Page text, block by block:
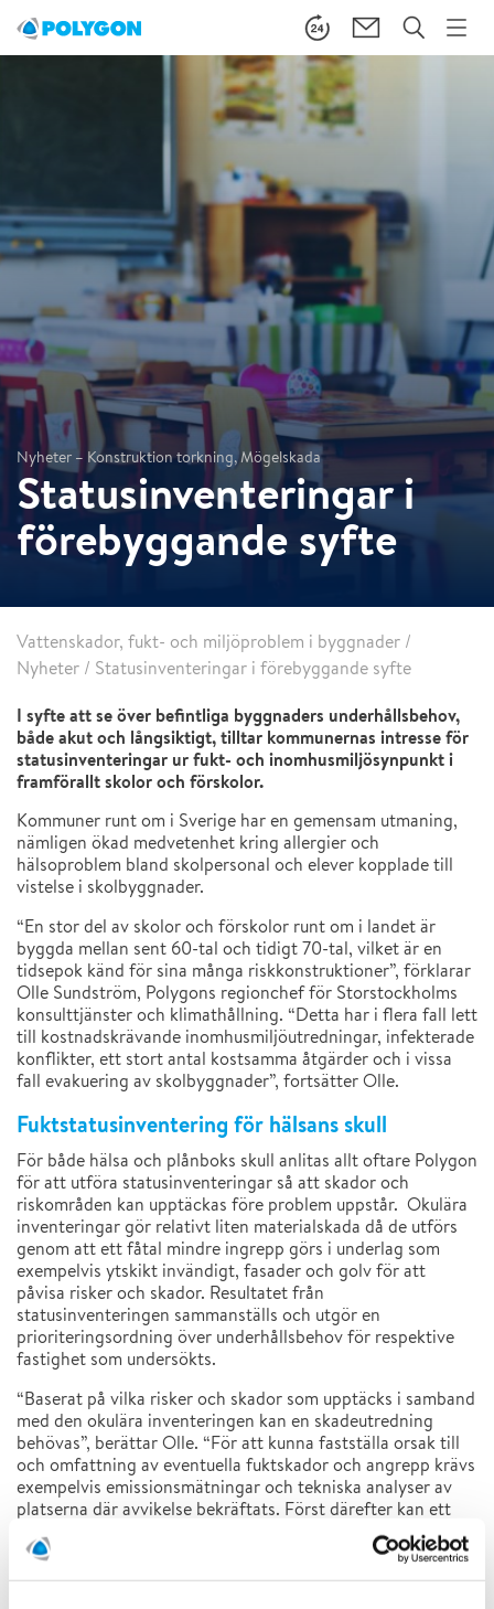
Nyheter – Konstruktion torkning, Mögelskada
Statusinventeringar i
förebyggande syfte
Vattenskador, fukt- och miljöproblem i byggnader /
Nyheter / Statusinventeringar i förebyggande syfte
I syfte att se över befintliga byggnaders underhållsbehov,
både akut och långsiktigt, tilltar kommunernas intresse för
statusinventeringar ur fukt- och inomhusmiljösynpunkt i
framförallt skolor och förskolor.
Kommuner runt om i Sverige har en gemensam utmaning,
nämligen ökad medvetenhet kring allergier och
hälsoproblem bland skolpersonal och elever kopplade till
vistelse i skolbyggnader.
“En stor del av skolor och förskolor runt om i landet är
byggda mellan sent 60-tal och tidigt 70-tal, vilket är en
tidsepok känd för sina många riskkonstruktioner”, förklarar
Olle Sundström, Polygons regionchef för Storstockholms
konsulttjänster och klimathållning. “Detta har i flera fall lett
till kostnadskrävande inomhusmiljöutredningar, infekterade
konflikter, ett stort antal kostsamma åtgärder och i vissa
fall evakuering av skolbyggnader”, fortsätter Olle.
Fuktstatusinventering för hälsans skull
För både hälsa och plånboks skull anlitas allt oftare Polygon
för att utföra statusinventeringar så att skador och
riskområden kan upptäckas före problem uppstår. Okulära
inventeringar gör relativt liten materialskada då de utförs
genom att ett fåtal mindre ingrepp görs i underlag som
exempelvis ytskikt invändigt, fasader och golv för att
påvisa risker och skador. Resultatet från
statusinventeringen sammanställs och utgör en
prioriteringsordning över underhållsbehov för respektive
fastighet som undersökts.
“Baserat på vilka risker och skador som upptäcks i samband
med den okulära inventeringen kan en skadeutredning
behövas”, berättar Olle. “För att kunna fastställa orsak till
och omfattning av eventuella fuktskador och angrepp krävs
exempelvis emissionsmätningar och tekniska analyser av
platserna där avvikelse bekräftats. Först därefter kan ett
Spara pengar med framförhållning